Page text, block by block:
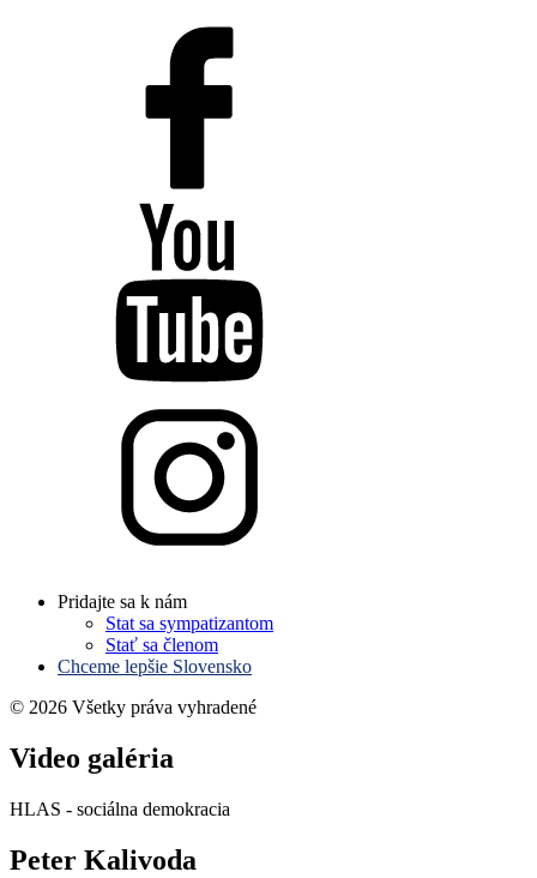
Pridajte sa k nám
Stat sa sympatizantom
Stať sa členom
Chceme lepšie Slovensko
© 2026 Všetky práva vyhradené
Video galéria
HLAS - sociálna demokracia
Peter Kalivoda